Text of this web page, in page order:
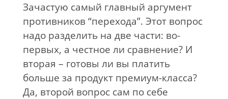
Зачастую самый главный аргумент
противников “перехода”. Этот вопрос
надо разделить на две части: во-
первых, а честное ли сравнение? И
вторая – готовы ли вы платить
больше за продукт премиум-класса?
Да, второй вопрос сам по себе